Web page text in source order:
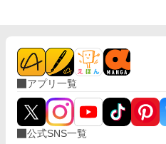
アプリ一覧
公式SNS一覧